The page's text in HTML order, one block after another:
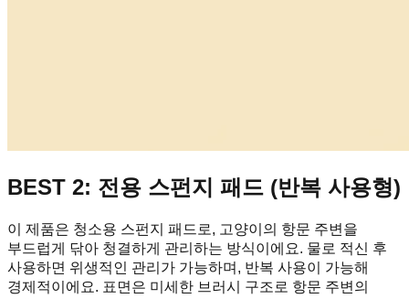
BEST 2: 전용 스펀지 패드 (반복 사용형)
이 제품은 청소용 스펀지 패드로, 고양이의 항문 주변을
부드럽게 닦아 청결하게 관리하는 방식이에요. 물로 적신 후
사용하면 위생적인 관리가 가능하며, 반복 사용이 가능해
경제적이에요. 표면은 미세한 브러시 구조로 항문 주변의